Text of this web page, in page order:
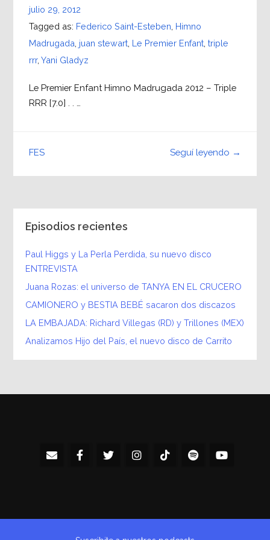
julio 29, 2012
Tagged as: Federico Saint-Esteben Himno
Madrugada juan stewart, Le Premier Enfant, triple
rrr, Yani Gladyz
Le Premier Enfant Himno Madrugada 2012 – Triple
RRR [7.0] . . …
Seguí leyendo →
FES
Episodios recientes
Paul Higgs y La Perla Perdida, su nuevo disco
ENTREVISTA
Juana Rozas: el universo de TANYA EN EL CRUCERO
CAMIONERO y BESTIA BEBÉ sacaron dos discazos
LA EMBAJADA: Richard Villegas (RD) y Trillones (MEX)
Analizamos Hijo del País, el nuevo disco de Carrito